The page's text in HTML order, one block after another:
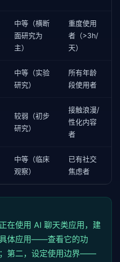
中等（横断
面研究为
主）
重度使用
者（>3h/
天）
中等（实验
研究）
所有年龄
段使用者
较弱（初步
研究）
接触浪漫/
性化内容
者
中等（临床
观察）
已有社交
焦虑者
在使用 AI 聊天类应用，建
体应用——查看它的功
第二，设定使用边界——